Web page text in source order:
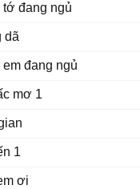
đang ngủ
dã
đang ngủ
mơ 1
1
ơi